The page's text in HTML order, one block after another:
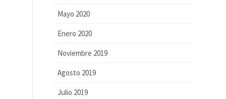
Mayo 2020
Enero 2020
Noviembre 2019
Agosto 2019
Julio 2019